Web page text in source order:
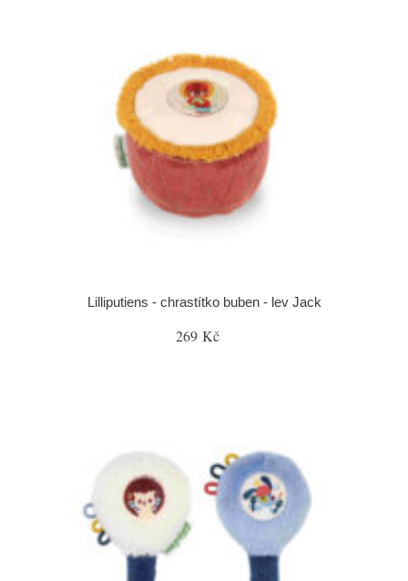
Lilliputiens - chrastítko buben - lev Jack
269 Kč